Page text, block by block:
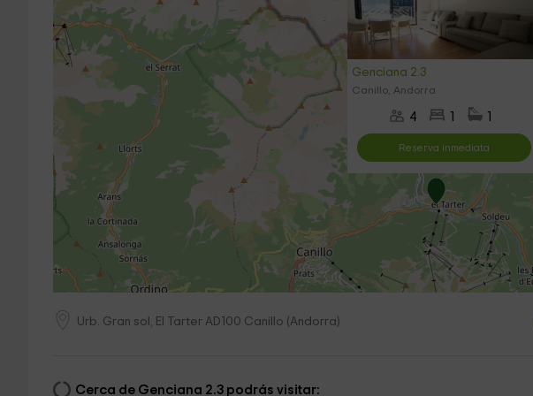
Genciana 2.3
Canillo, Andorra
4
Reserva inmediata
Urb. Gran sol, El Tarter AD100 Canillo (Andorra)
Cerca de Genciana 2.3 podrás visitar: